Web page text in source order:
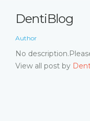
DentiBlog
Author
No
View all post by